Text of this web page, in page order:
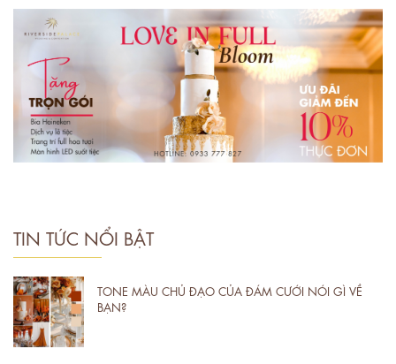
TIN TỨC NỔI BẬT
TONE MÀU CHỦ ĐẠO CỦA ĐÁM CƯỚI NÓI GÌ VỀ
BẠN?